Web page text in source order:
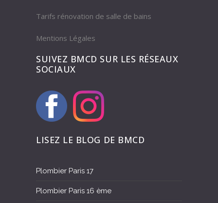
Tarifs rénovation de salle de bains
Mentions Légales
SUIVEZ BMCD SUR LES RÉSEAUX
SOCIAUX
LISEZ LE BLOG DE BMCD
Plombier Paris 17
Plombier Paris 16 ème